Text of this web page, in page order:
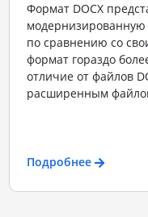
Формат DOCX
по сравнению со
формат гораздо
отличие от файлов
расширенным
Подробнее